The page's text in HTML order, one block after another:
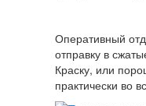
Оперативный
отправку в
Краску, или
практически во